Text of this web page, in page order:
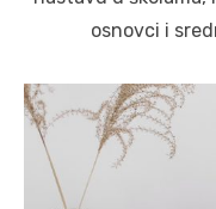
osnovci i